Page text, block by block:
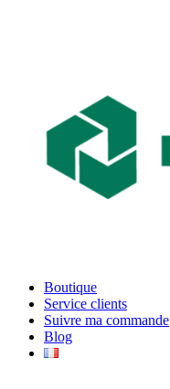
Boutique
Service clients
Suivre ma commande
Blog